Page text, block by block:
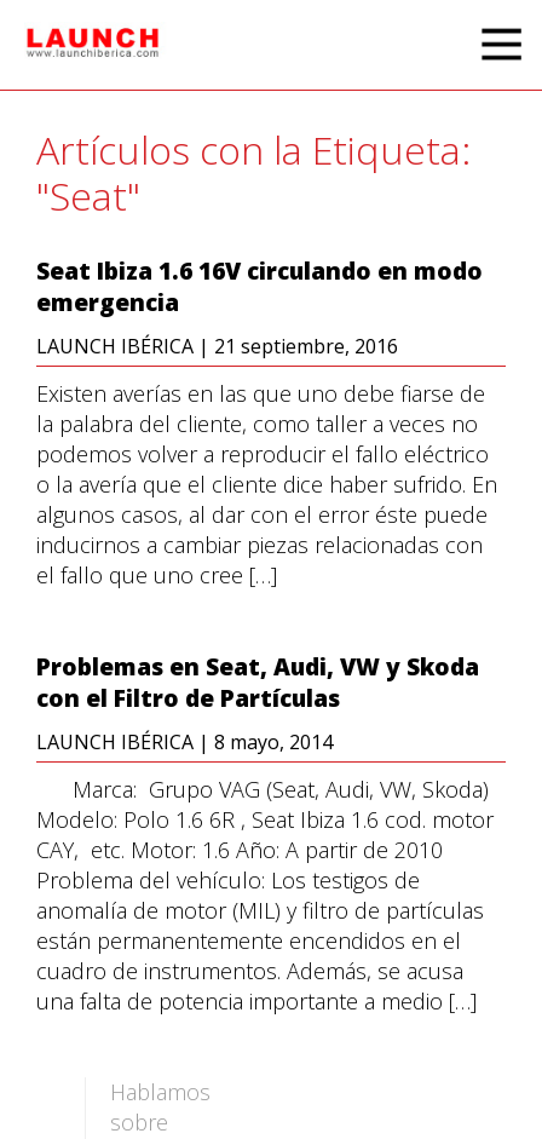
Artículos con la Etiqueta:
"Seat"
Seat Ibiza 1.6 16V circulando en modo
emergencia
LAUNCH IBÉRICA | 21 septiembre, 2016
Existen averías en las que uno debe fiarse de
la palabra del cliente, como taller a veces no
podemos volver a reproducir el fallo eléctrico
o la avería que el cliente dice haber sufrido. En
algunos casos, al dar con el error éste puede
inducirnos a cambiar piezas relacionadas con
el fallo que uno cree […]
Problemas en Seat, Audi, VW y Skoda
con el Filtro de Partículas
LAUNCH IBÉRICA | 8 mayo, 2014
Marca: Grupo VAG (Seat, Audi, VW, Skoda)
Modelo: Polo 1.6 6R , Seat Ibiza 1.6 cod. motor
CAY, etc. Motor: 1.6 Año: A partir de 2010
Problema del vehículo: Los testigos de
anomalía de motor (MIL) y filtro de partículas
están permanentemente encendidos en el
cuadro de instrumentos. Además, se acusa
una falta de potencia importante a medio […]
Hablamos
sobre